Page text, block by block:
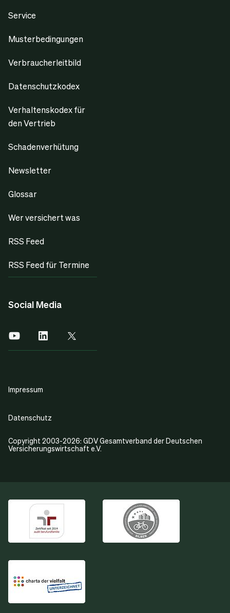
Service
Musterbedingungen
Verbraucherleitbild
Datenschutzkodex
Verhaltenskodex für
den Vertrieb
Schadenverhütung
Newsletter
Glossar
Wer versichert was
RSS Feed
RSS Feed für Termine
Social Media
Copyright 2003-2026: GDV Gesamtverband der Deutschen
Versicherungswirtschaft e.V.
Impressum
Datenschutz